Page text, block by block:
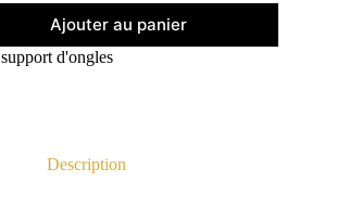
Ajouter au panier
support d'ongles
Description